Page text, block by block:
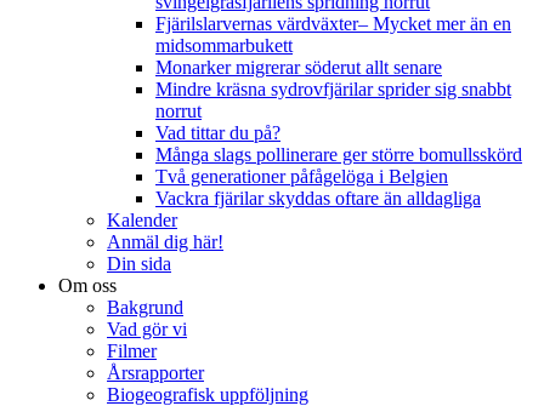
Fjärilslarvernas värdväxter– Mycket mer än en
midsommarbukett
Monarker migrerar söderut allt senare
Mindre kräsna sydrovfjärilar sprider sig snabbt
norrut
Vad tittar du på?
Många slags pollinerare ger större bomullsskörd
Två generationer påfågelöga i Belgien
Vackra fjärilar skyddas oftare än alldagliga
Kalender
Anmäl dig här!
Din sida
Om oss
Bakgrund
Vad gör vi
Filmer
Årsrapporter
Biogeografisk uppföljning